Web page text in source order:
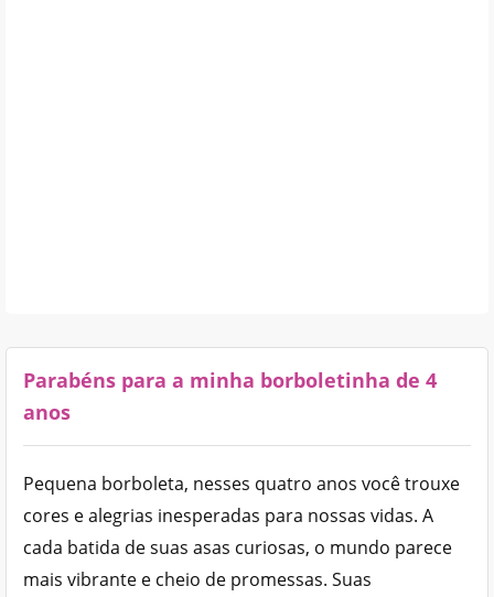
Parabéns para a minha borboletinha de 4
anos
Pequena borboleta, nesses quatro anos você trouxe
cores e alegrias inesperadas para nossas vidas. A
cada batida de suas asas curiosas, o mundo parece
mais vibrante e cheio de promessas. Suas